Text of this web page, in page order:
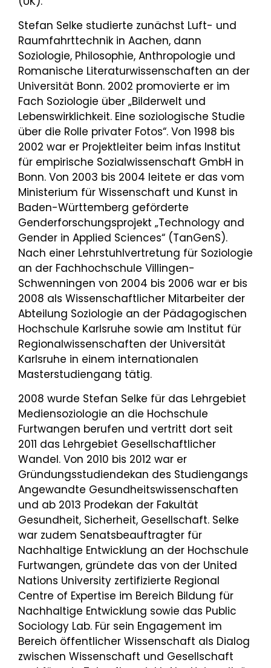
Stefan Selke studierte zunächst Luft- und
Raumfahrttechnik in Aachen, dann
Soziologie, Philosophie, Anthropologie und
Romanische Literaturwissenschaften an der
Universität Bonn. 2002 promovierte er im
Fach Soziologie über „Bilderwelt und
Lebenswirklichkeit. Eine soziologische Studie
über die Rolle privater Fotos“. Von 1998 bis
2002 war er Projektleiter beim infas Institut
für empirische Sozialwissenschaft GmbH in
Bonn. Von 2003 bis 2004 leitete er das vom
Ministerium für Wissenschaft und Kunst in
Baden-Württemberg geförderte
Genderforschungsprojekt „Technology and
Gender in Applied Sciences“ (TanGenS).
Nach einer Lehrstuhlvertretung für Soziologie
an der Fachhochschule Villingen-
Schwenningen von 2004 bis 2006 war er bis
2008 als Wissenschaftlicher Mitarbeiter der
Abteilung Soziologie an der Pädagogischen
Hochschule Karlsruhe sowie am Institut für
Regionalwissenschaften der Universität
Karlsruhe in einem internationalen
Masterstudiengang tätig.
2008 wurde Stefan Selke für das Lehrgebiet
Mediensoziologie an die Hochschule
Furtwangen berufen und vertritt dort seit
2011 das Lehrgebiet Gesellschaftlicher
Wandel. Von 2010 bis 2012 war er
Gründungsstudiendekan des Studiengangs
Angewandte Gesundheitswissenschaften
und ab 2013 Prodekan der Fakultät
Gesundheit, Sicherheit, Gesellschaft. Selke
war zudem Senatsbeauftragter für
Nachhaltige Entwicklung an der Hochschule
Furtwangen, gründete das von der United
Nations University zertifizierte Regional
Centre of Expertise im Bereich Bildung für
Nachhaltige Entwicklung sowie das Public
Sociology Lab. Für sein Engagement im
Bereich öffentlicher Wissenschaft als Dialog
zwischen Wissenschaft und Gesellschaft